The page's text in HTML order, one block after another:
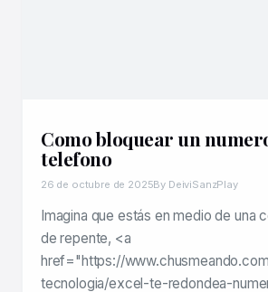
Como bloquear un
telefono
26 de octubre de 2025By DeiviSanzPlay
Imagina que estás en medio de una
de repente, <a
href="https://
tecnologia/excel-te-redondea-